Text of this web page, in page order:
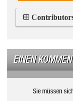
EINEN
Sie müssen